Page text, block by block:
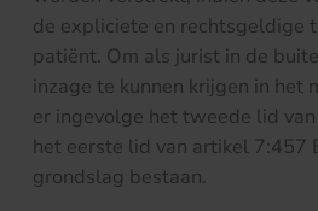
de expliciete en rechtsgeldige
patiënt. Om als jurist in de
inzage te kunnen krijgen in het
er ingevolge het tweede lid
het eerste lid van artikel 7:457
grondslag bestaan.